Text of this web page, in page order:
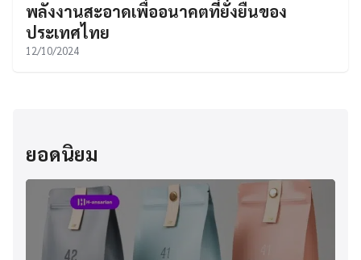
พลังงานสะอาดเพื่ออนาคตที่ยั่งยืนของ
ประเทศไทย
12/10/2024
ยอดนิยม